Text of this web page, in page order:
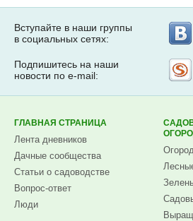
Вступайте в наши группы
в социальных сетях:
Подпишитесь на наши
новости по e-mail:
ГЛАВНАЯ СТРАНИЦА
Лента дневников
Дачные сообщества
Статьи о садоводстве
Вопрос-ответ
Люди